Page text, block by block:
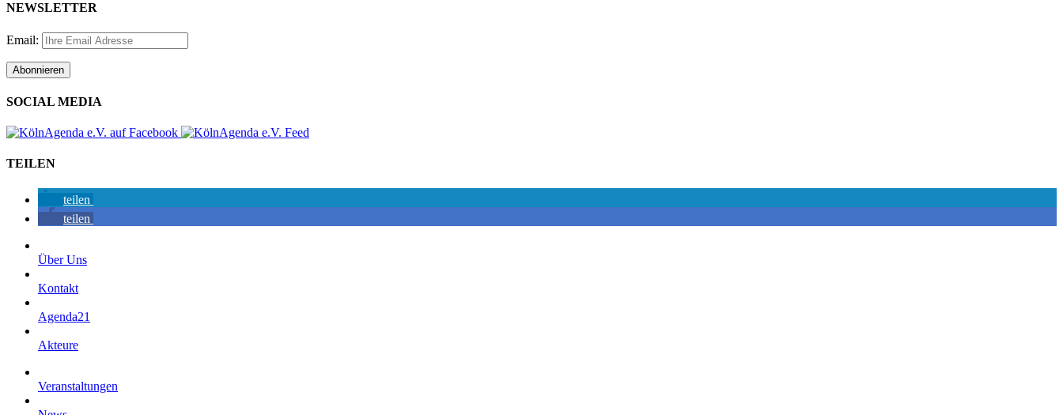
NEWSLETTER
Email:
SOCIAL MEDIA
TEILEN
teilen
teilen
Über Uns
Kontakt
Agenda21
Akteure
Veranstaltungen